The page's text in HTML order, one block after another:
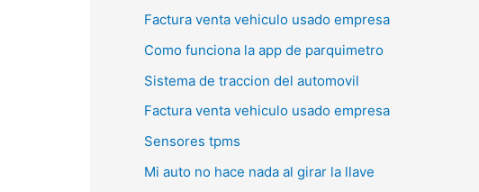
Factura venta vehiculo usado empresa
Como funciona la app de parquimetro
Sistema de traccion del automovil
Factura venta vehiculo usado empresa
Sensores tpms
Mi auto no hace nada al girar la llave